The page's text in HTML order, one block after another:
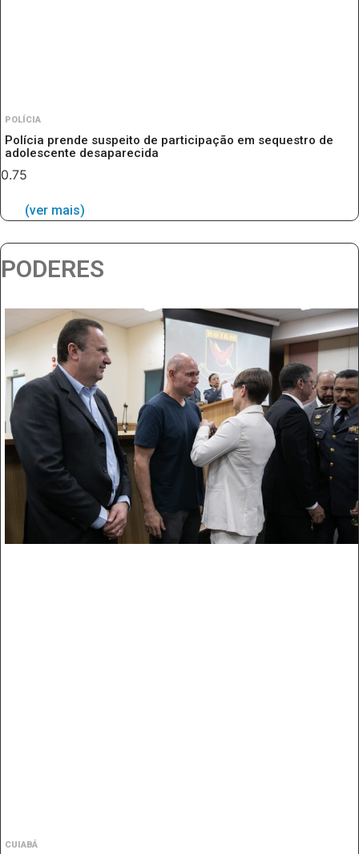
POLÍCIA
Polícia prende suspeito de participação em sequestro de
adolescente desaparecida
(ver mais)
PODERES
CUIABÁ